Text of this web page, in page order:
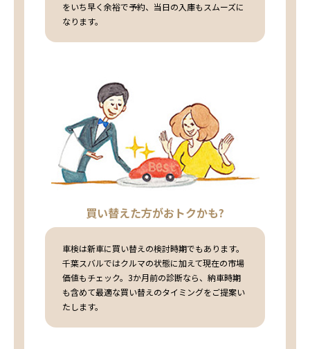
をいち早く余裕で予約、当日の入庫もスムーズに
なります。
買い替えた方がおトクかも?
車検は新車に買い替えの検討時期でもあります。
千葉スバルではクルマの状態に加えて現在の市場
価値もチェック。3か月前の診断なら、納車時期
も含めて最適な買い替えのタイミングをご提案い
たします。